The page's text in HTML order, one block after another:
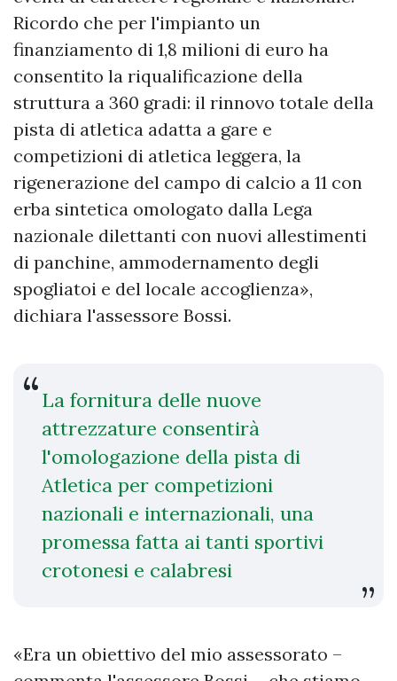
Ricordo che per l'impianto un
finanziamento di 1,8 milioni di euro ha
consentito la riqualificazione della
struttura a 360 gradi: il rinnovo totale della
pista di atletica adatta a gare e
competizioni di atletica leggera, la
rigenerazione del campo di calcio a 11 con
erba sintetica omologato dalla Lega
nazionale dilettanti con nuovi allestimenti
di panchine, ammodernamento degli
spogliatoi e del locale accoglienza»,
dichiara l'assessore Bossi.
La fornitura delle nuove
attrezzature consentirà
l'omologazione della pista di
Atletica per competizioni
nazionali e internazionali, una
promessa fatta ai tanti sportivi
crotonesi e calabresi
«Era un obiettivo del mio assessorato –